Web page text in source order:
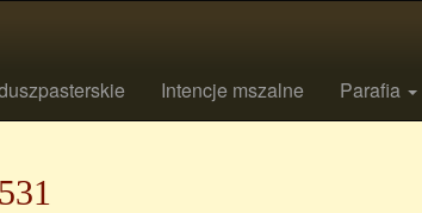
Intencje mszalne Parafia